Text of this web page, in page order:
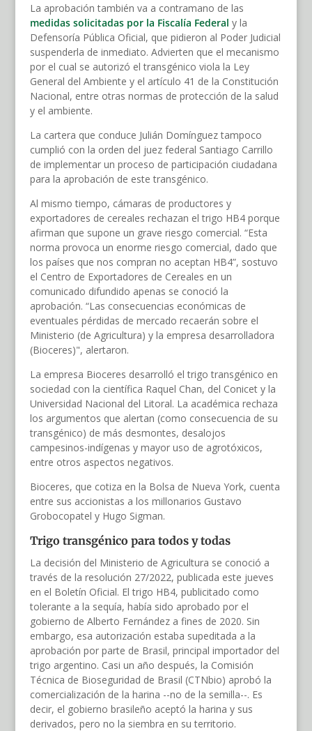
La aprobación también va a contramano de las
medidas solicitadas por la Fiscalía Federal y la
Defensoría Pública Oficial, que pidieron al Poder Judicial
suspenderla de inmediato. Advierten que el mecanismo
por el cual se autorizó el transgénico viola la Ley
General del Ambiente y el artículo 41 de la Constitución
Nacional, entre otras normas de protección de la salud
y el ambiente.
La cartera que conduce Julián Domínguez tampoco
cumplió con la orden del juez federal Santiago Carrillo
de implementar un proceso de participación ciudadana
para la aprobación de este transgénico.
Al mismo tiempo, cámaras de productores y
exportadores de cereales rechazan el trigo HB4 porque
afirman que supone un grave riesgo comercial. “Esta
norma provoca un enorme riesgo comercial, dado que
los países que nos compran no aceptan HB4”, sostuvo
el Centro de Exportadores de Cereales en un
comunicado difundido apenas se conoció la
aprobación. “Las consecuencias económicas de
eventuales pérdidas de mercado recaerán sobre el
Ministerio (de Agricultura) y la empresa desarrolladora
(Bioceres)", alertaron.
La empresa Bioceres desarrolló el trigo transgénico en
sociedad con la científica Raquel Chan, del Conicet y la
Universidad Nacional del Litoral. La académica rechaza
los argumentos que alertan (como consecuencia de su
transgénico) de más desmontes, desalojos
campesinos-indígenas y mayor uso de agrotóxicos,
entre otros aspectos negativos.
Bioceres, que cotiza en la Bolsa de Nueva York, cuenta
entre sus accionistas a los millonarios Gustavo
Grobocopatel y Hugo Sigman.
Trigo transgénico para todos y todas
La decisión del Ministerio de Agricultura se conoció a
través de la resolución 27/2022, publicada este jueves
en el Boletín Oficial. El trigo HB4, publicitado como
tolerante a la sequía, había sido aprobado por el
gobierno de Alberto Fernández a fines de 2020. Sin
embargo, esa autorización estaba supeditada a la
aprobación por parte de Brasil, principal importador del
trigo argentino. Casi un año después, la Comisión
Técnica de Bioseguridad de Brasil (CTNbio) aprobó la
comercialización de la harina --no de la semilla--. Es
decir, el gobierno brasileño aceptó la harina y sus
derivados, pero no la siembra en su territorio.